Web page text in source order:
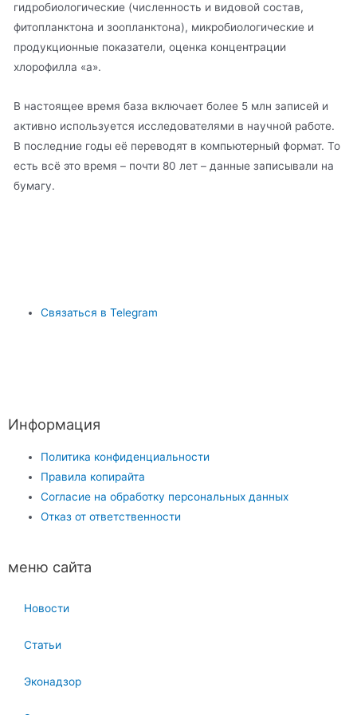
гидробиологические (численность и видовой состав,
фитопланктона и зоопланктона), микробиологические и
продукционные показатели, оценка концентрации
хлорофилла «а».
В настоящее время база включает более 5 млн записей и
активно используется исследователями в научной работе.
В последние годы её переводят в компьютерный формат. То
есть всё это время – почти 80 лет – данные записывали на
бумагу.
Связаться в Telegram
Информация
Политика конфиденциальности
Правила копирайта
Согласие на обработку персональных данных
Отказ от ответственности
меню сайта
Новости
Статьи
Эконадзор